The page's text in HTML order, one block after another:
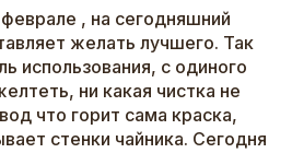
, на сегодняшний
желать лучшего. Так
использования, с одиного
ни какая чистка не
что горит сама краска,
стенки чайника. Сегодня